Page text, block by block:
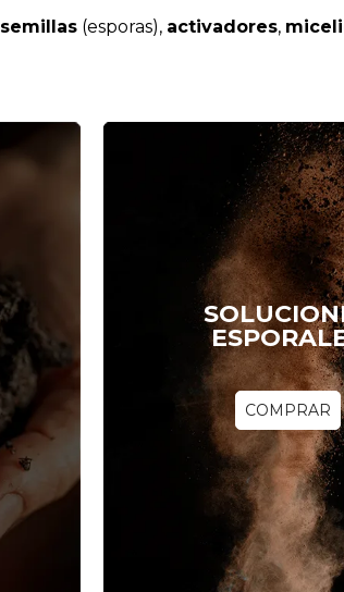
semillas (esporas), activadores,
COMPRAR